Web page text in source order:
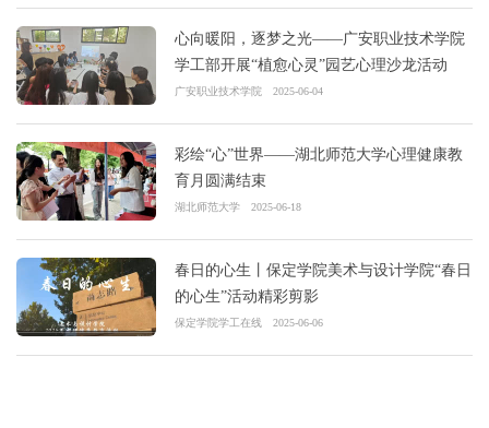
心向暖阳，逐梦之光——广安职业技术学院
学工部开展“植愈心灵”园艺心理沙龙活动
广安职业技术学院 2025-06-04
彩绘“心”世界——湖北师范大学心理健康教
育月圆满结束
湖北师范大学 2025-06-18
春日的心生丨保定学院美术与设计学院“春日
的心生”活动精彩剪影
保定学院学工在线 2025-06-06